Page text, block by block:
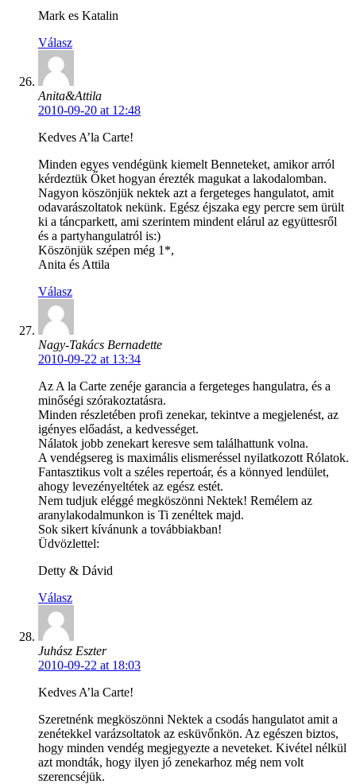
Mark es Katalin
Válasz
Anita&Attila
2010-09-20 at 12:48
Kedves A’la Carte!
Minden egyes vendégünk kiemelt Benneteket, amikor arról
kérdeztük Őket hogyan érezték magukat a lakodalomban.
Nagyon köszönjük nektek azt a fergeteges hangulatot, amit
odavarászoltatok nekünk. Egész éjszaka egy percre sem ürült
ki a táncparkett, ami szerintem mindent elárul az együttesről
és a partyhangulatról is:)
Köszönjük szépen még 1*,
Anita és Attila
Válasz
Nagy-Takács Bernadette
2010-09-22 at 13:34
Az A la Carte zenéje garancia a fergeteges hangulatra, és a
minőségi szórakoztatásra.
Minden részletében profi zenekar, tekintve a megjelenést, az
igényes előadást, a kedvességet.
Nálatok jobb zenekart keresve sem találhattunk volna.
A vendégsereg is maximális elismeréssel nyilatkozott Rólatok.
Fantasztikus volt a széles repertoár, és a könnyed lendület,
ahogy levezényeltétek az egész estét.
Nem tudjuk eléggé megköszönni Nektek! Remélem az
aranylakodalmunkon is Ti zenéltek majd.
Sok sikert kívánunk a továbbiakban!
Üdvözlettel:
Detty & Dávid
Válasz
Juhász Eszter
2010-09-22 at 18:03
Kedves A’la Carte!
Szeretnénk megköszönni Nektek a csodás hangulatot amit a
zenétekkel varázsoltatok az esküvőnkön. Az egészen biztos,
hogy minden vendég megjegyezte a neveteket. Kivétel nélkül
azt mondták, hogy ilyen jó zenekarhoz még nem volt
szerencséjük.